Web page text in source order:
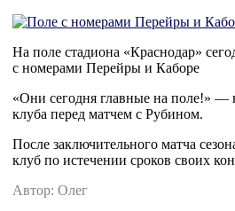
На поле стадиона «Краснодар»
с номерами Перейры и Каборе
«Они сегодня главные на поле!» —
клуба перед матчем с Рубином.
После заключительного матча
клуб по истечении сроков своих
Автор: Олег